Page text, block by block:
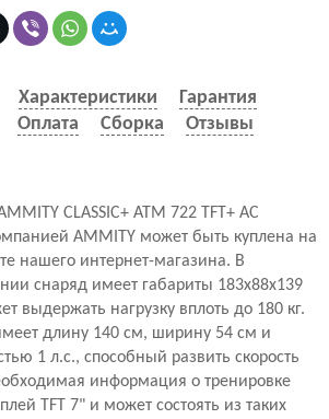
Характеристики
Гарантия
Оплата Сборка Отзывы
CLASSIC+ ATM 722 TFT+ AC
AMMITY может быть куплена на
нашего интернет-магазина. В
снаряд имеет габариты 183x88x139
выдержать нагрузку вплоть до 180 кг.
длину 140 см, ширину 54 см и
1 л.с., способный развить скорость
информация о тренировке
TFT 7" и может состоять из таких